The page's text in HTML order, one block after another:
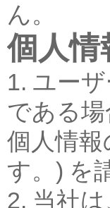
ん。
個人情
1. ユー
である
個人情
す。) を
2. 当社